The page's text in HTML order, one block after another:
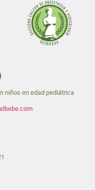
niños en edad pediátrica